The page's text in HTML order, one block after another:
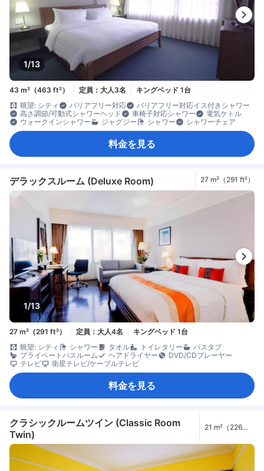
1/13
43 m²（463 ft²） 定員：大人3名
キングベッド 1台
眺望: シティ
バリアフリー対応
バリアフリー対応イス付きシャワー
高さ調節/可動式シャワーヘッド
車椅子対応シャワー
電気ケトル
ウォークインシャワー
ジャグジー シャワー シャワーチェア
料金を見る
デラックスルーム (Deluxe Room) 27 m²（291 ft²）
1/13
27 m²（291 ft²） 定員：大人4名
キングベッド 1台
眺望: シティ
シャワー タオル トイレタリー
バスタブ
プライベートバスルーム
ヘアドライヤー
DVD/CDプレーヤー
テレビ
衛星テレビ/ケーブルテレビ
料金を見る
クラシックルームツイン (Classic Room
Twin)
21 m²（226